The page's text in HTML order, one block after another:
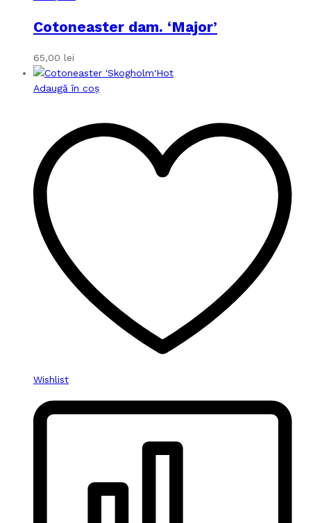
Cotoneaster dam. ‘Major’
65,00 lei
Hot
Adaugă în coș
Wishlist